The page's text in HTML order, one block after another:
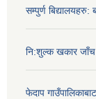
सम्पुर्ण बिद्यालयहरु:
नि:शुल्क खकार जाँच
फेदाप